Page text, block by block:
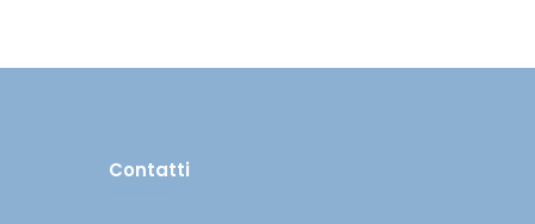
Contatti